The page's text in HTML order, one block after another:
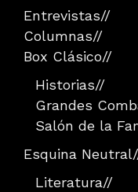
Entrevistas//
Columnas//
Box Clásico//
Historias//
Grandes
Salón de la
Esquina Neutral
Literatura//